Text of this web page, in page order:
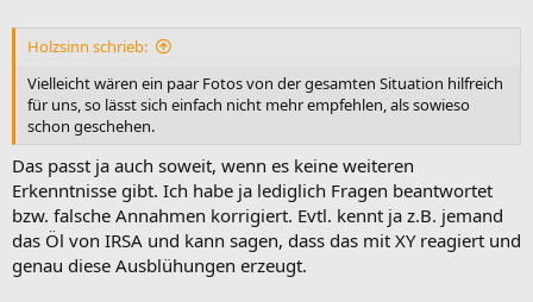
Holzsinn schrieb:
Vielleicht wären ein paar Fotos von der gesamten Situation hilfreich
für uns, so lässt sich einfach nicht mehr empfehlen, als sowieso
schon geschehen.
Das passt ja auch soweit, wenn es keine weiteren
Erkenntnisse gibt. Ich habe ja lediglich Fragen beantwortet
bzw. falsche Annahmen korrigiert. Evtl. kennt ja z.B. jemand
das Öl von IRSA und kann sagen, dass das mit XY reagiert und
genau diese Ausblühungen erzeugt.